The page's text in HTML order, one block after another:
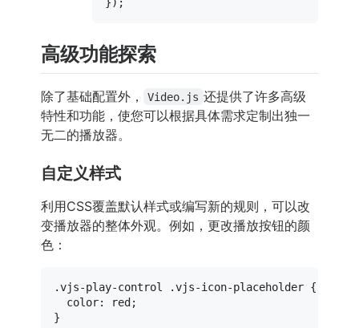
高级功能探索
除了基础配置外， Video.js 还提供了许多高级
特性和功能，使您可以根据具体需求定制出独一
无二的播放器。
自定义样式
利用CSS覆盖默认样式或编写新的规则，可以改
变播放器的整体外观。例如，更改播放按钮的颜
色：
.vjs-play-control .vjs-icon-placeholder {
color: red;